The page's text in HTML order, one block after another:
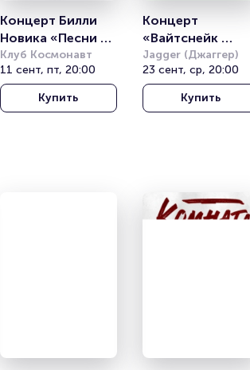
Концерт Билли
Новика «Песни
Егора Летова»
Клуб Космонавт
11 сент, пт, 20:00
Купить
Концерт
«Вайтснейк
трибьют»
(Whitesnake
tribute)
Jagger (Джаггер)
23 сент, ср, 20:00
Купить